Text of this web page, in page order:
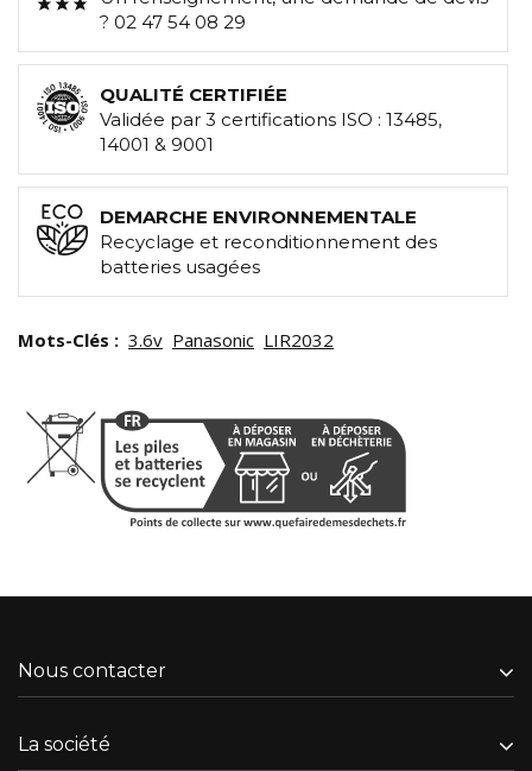
? 02 47 54 08 29
QUALITÉ CERTIFIÉE
Validée par 3 certifications ISO : 13485,
14001 & 9001
DEMARCHE ENVIRONNEMENTALE
Recyclage et reconditionnement des
batteries usagées
Mots-Clés : 3.6v Panasonic LIR2032
Nous contacter
La société